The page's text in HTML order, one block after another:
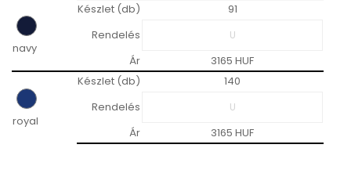
navy
Készlet (db)
91
Rendelés
Ár
3165 HUF
royal
Készlet (db)
140
Rendelés
Ár
3165 HUF